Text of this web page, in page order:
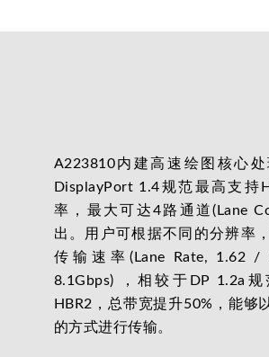
A223810内建高速绘图核心
DisplayPort 1.4规范最高支持
率，最大可达4路通道(Lane
出。用户可根据不同的分辨率
传输速率(Lane Rate, 1.62
8.1Gbps) ，相较于DP 1.2a
HBR2，总带宽提升50%，能够
的方式进行传输。